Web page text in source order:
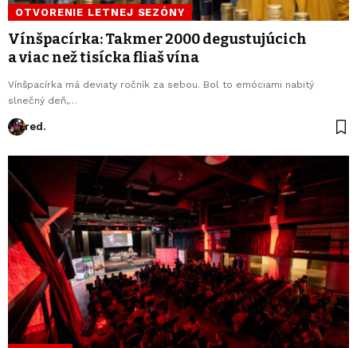
OTVORENIE LETNEJ SEZÓNY
Vínšpacírka: Takmer 2000 degustujúcich
a viac než tisícka fliaš vína
Vínšpacírka má deviaty ročník za sebou. Bol to emóciami nabitý
slnečný deň,…
red.